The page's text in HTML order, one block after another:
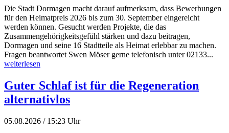
Die Stadt Dormagen macht darauf aufmerksam, dass Bewerbungen
für den Heimatpreis 2026 bis zum 30. September eingereicht
werden können. Gesucht werden Projekte, die das
Zusammengehörigkeitsgefühl stärken und dazu beitragen,
Dormagen und seine 16 Stadtteile als Heimat erlebbar zu machen.
Fragen beantwortet Swen Möser gerne telefonisch unter 02133...
weiterlesen
Guter Schlaf ist für die Regeneration
alternativlos
05.08.2026 / 15:23 Uhr